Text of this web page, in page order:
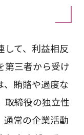
して、利益相反
第三者から受け
、賄賂や過度な
取締役の独立性
通常の企業活動